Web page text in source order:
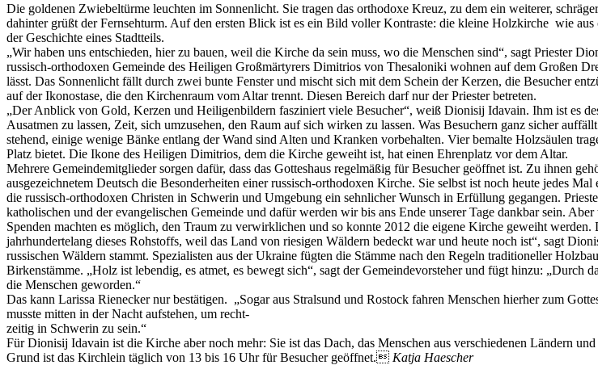
Die goldenen Zwiebeltürme leuchten im Sonnenlicht. Sie tragen das orthodoxe Kreuz, zu dem ein weiterer,
dahinter grüßt der Fernsehturm. Auf den ersten Blick ist es ein Bild voller Kontraste: die kleine Holzkirche wie
der Geschichte eines Stadtteils.
„Wir haben uns entschieden, hier zu bauen, weil die Kirche da sein muss, wo die Menschen sind“, sagt Priester
russisch-orthodoxen Gemeinde des Heiligen Großmärtyrers Dimitrios von Thesaloniki wohnen auf dem Großen
lässt. Das Sonnenlicht fällt durch zwei bunte Fenster und mischt sich mit dem Schein der Kerzen, die Besucher
auf der Ikonostase, die den Kirchenraum vom Altar trennt. Diesen Bereich darf nur der Priester betreten.
„Der Anblick von Gold, Kerzen und Heiligenbildern fasziniert viele Besucher“, weiß Dionisij Idavain. Ihm ist es
Ausatmen zu lassen, Zeit, sich umzusehen, den Raum auf sich wirken zu lassen. Was Besuchern ganz sicher
stehend, einige wenige Bänke entlang der Wand sind Alten und Kranken vorbehalten. Vier bemalte Holzsäulen
Platz bietet. Die Ikone des Heiligen Dimitrios, dem die Kirche geweiht ist, hat einen Ehrenplatz vor dem Altar.
Mehrere Gemeindemitglieder sorgen dafür, dass das Gotteshaus regelmäßig für Besucher geöffnet ist. Zu ihnen
ausgezeichnetem Deutsch die Besonderheiten einer russisch-orthodoxen Kirche. Sie selbst ist noch heute jedes
die russisch-orthodoxen Christen in Schwerin und Umgebung ein sehnlicher Wunsch in Erfüllung gegangen.
katholischen und der evangelischen Gemeinde und dafür werden wir bis ans Ende unserer Tage dankbar sein.
Spenden machten es möglich, den Traum zu verwirklichen und so konnte 2012 die eigene Kirche geweiht
jahrhundertelang dieses Rohstoffs, weil das Land von riesigen Wäldern bedeckt war und heute noch ist“, sagt
russischen Wäldern stammt. Spezialisten aus der Ukraine fügten die Stämme nach den Regeln traditioneller
Birkenstämme. „Holz ist lebendig, es atmet, es bewegt sich“, sagt der Gemeindevorsteher und fügt hinzu:
die Menschen geworden.“
Das kann Larissa Rienecker nur bestätigen. „Sogar aus Stralsund und Rostock fahren Menschen hierher zum
musste mitten in der Nacht aufstehen, um recht-
zeitig in Schwerin zu sein.“
Für Dionisij Idavain ist die Kirche aber noch mehr: Sie ist das Dach, das Menschen aus verschiedenen Ländern
Grund ist das Kirchlein täglich von 13 bis 16 Uhr für Besucher geöffnet. Katja Haescher